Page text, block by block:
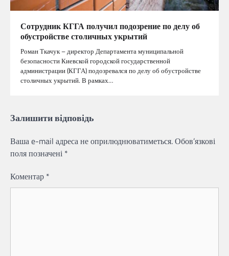
Сотрудник КГГА получил подозрение по делу об
обустройстве столичных укрытий
Роман Ткачук – директор Департамента муниципальной
безопасности Киевской городской государственной
администрации (КГГА) подозревался по делу об обустройстве
столичных укрытий. В рамках…
Залишити відповідь
Ваша e-mail адреса не оприлюднюватиметься.Обов’язкові
поля позначені *
Коментар *